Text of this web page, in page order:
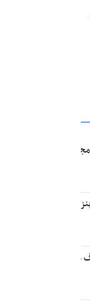
مجلس: تا وقتی متون
رشتخوار در مجلس با